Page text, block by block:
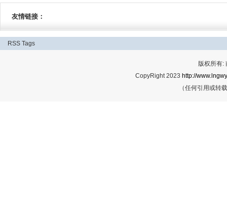
友情链接：
RSS Tags
版权所有:
CopyRight 2023 http://
（任何引用或转